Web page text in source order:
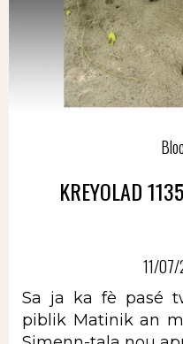
KREYOLAD
11/
Sa ja ka fè pasé
piblik Matinik an